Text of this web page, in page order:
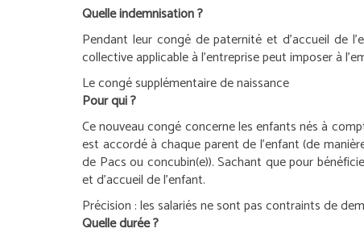
Quelle indemnisation ?
Pendant leur congé de paternité et d’accueil de
collective applicable à l’entreprise peut imposer à
Le congé supplémentaire de naissance
Pour qui ?
Ce nouveau congé concerne les enfants nés à
est accordé à chaque parent de l’enfant (de
de Pacs ou concubin(e)). Sachant que pour
et d’accueil de l’enfant.
Précision :les salariés ne sont pas contraints de
Quelle durée ?